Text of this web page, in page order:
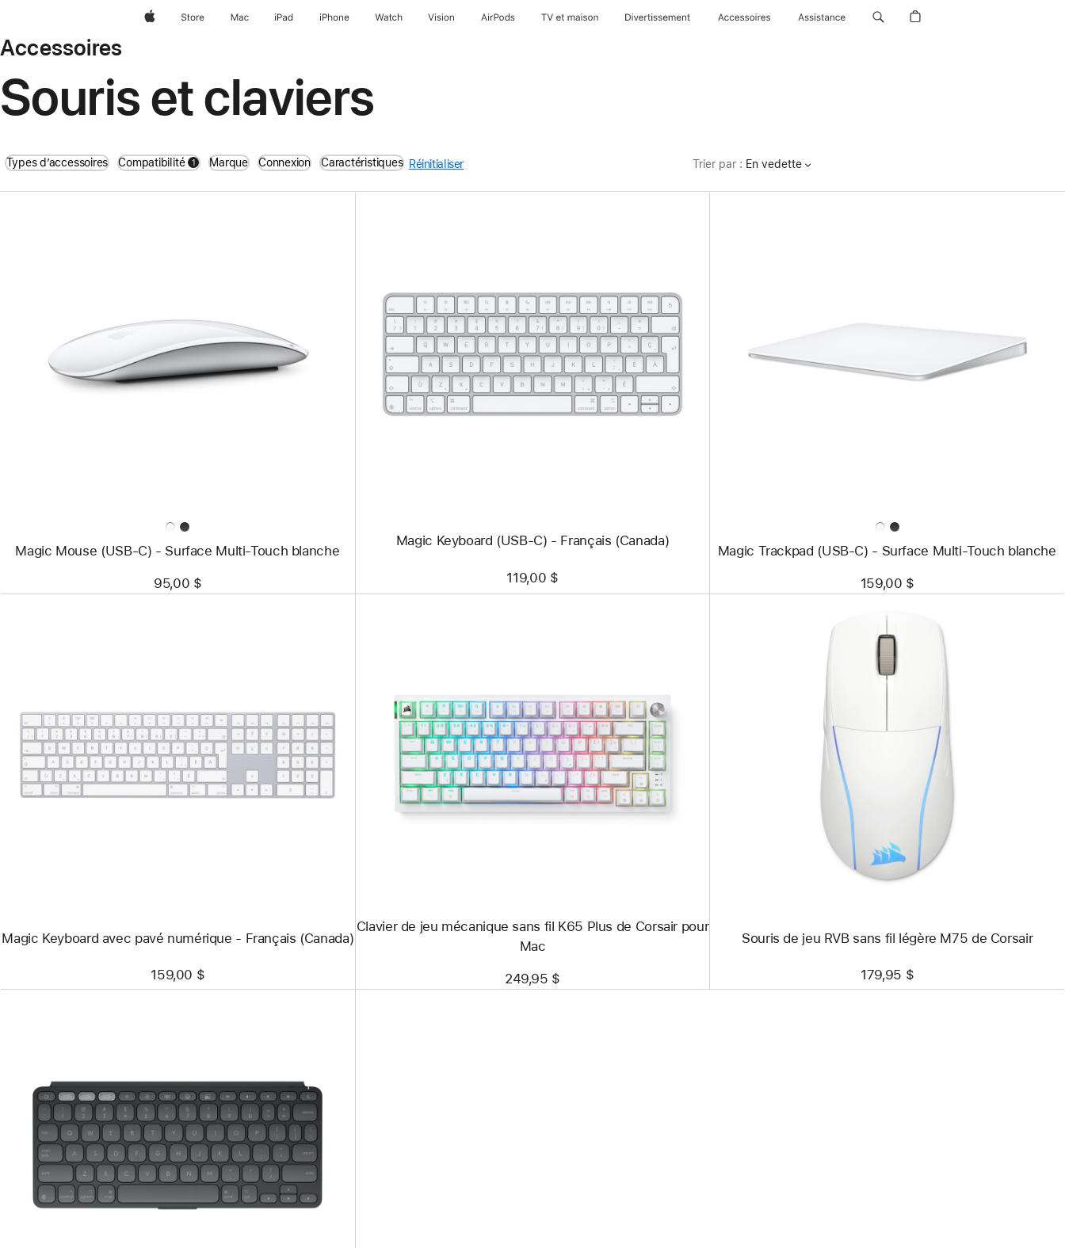
AppleStore Mac iPad iPhone Watch Vision AirPods TV et maison Divertissement Accessoires Assistance
Accessoires
Souris et claviers
Types d’accessoires Compatibilité 1
filters active
Marque Connexion Caractéristiques Réinitialiser Trier par : En vedette
Image
-
Magic Mouse
(USB‑C) -
Magic Mouse (USB‑C) - Surface Multi-Touch blanche
95,00 $
Précédent
Image
-
Magic Keyboard
(USB-
Français
Magic Keyboard (USB-C) - Français (Canada)
119,00 $
Magic Trackpad
Magic Trackpad (USB‑C) - Surface Multi-Touch blanche
159,00 $
Précédent
Image
-
Magic Keyboard
avec
Magic Keyboard avec pavé numérique - Français (Canada)
159,00 $
Précédent
Image
-
Clavier
de
jeu
mécanique
Mac
Clavier de jeu mécanique sans fil K65 Plus de Corsair pour
Mac
249,95 $
fil
légère
M75
Souris de jeu RVB sans fil légère M75 de Corsair
179,95 $
Précédent
Image
-
Keys-
To-
Go
2